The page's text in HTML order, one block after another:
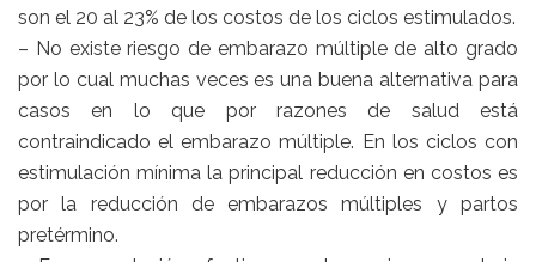
son el 20 al 23% de los costos de los ciclos estimulados.
– No existe riesgo de embarazo múltiple de alto grado
por lo cual muchas veces es una buena alternativa para
casos en lo que por razones de salud está
contraindicado el embarazo múltiple. En los ciclos con
estimulación mínima la principal reducción en costos es
por la reducción de embarazos múltiples y partos
pretérmino.